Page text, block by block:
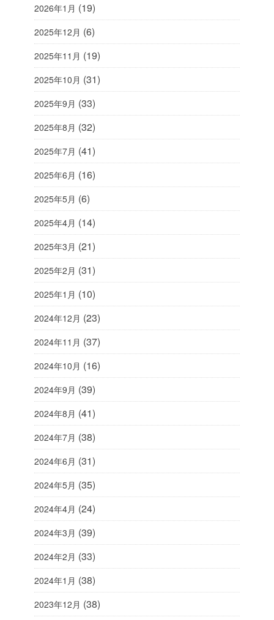
2026年1月 (19)
2025年12月 (6)
2025年11月 (19)
2025年10月 (31)
2025年9月 (33)
2025年8月 (32)
2025年7月 (41)
2025年6月 (16)
2025年5月 (6)
2025年4月 (14)
2025年3月 (21)
2025年2月 (31)
2025年1月 (10)
2024年12月 (23)
2024年11月 (37)
2024年10月 (16)
2024年9月 (39)
2024年8月 (41)
2024年7月 (38)
2024年6月 (31)
2024年5月 (35)
2024年4月 (24)
2024年3月 (39)
2024年2月 (33)
2024年1月 (38)
2023年12月 (38)